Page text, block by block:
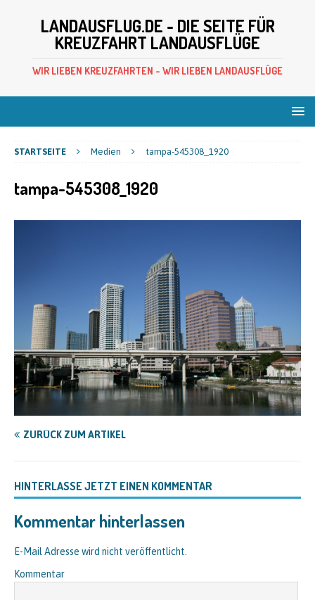
LANDAUSFLUG.DE - DIE SEITE FÜR
KREUZFAHRT LANDAUSFLÜGE
WIR LIEBEN KREUZFAHRTEN - WIR LIEBEN LANDAUSFLÜGE
STARTSEITE Medien tampa-545308_1920
tampa-545308_1920
ZURÜCK ZUM ARTIKEL
HINTERLASSE JETZT EINEN KOMMENTAR
Kommentar hinterlassen
E-Mail Adresse wird nicht veröffentlicht.
Kommentar